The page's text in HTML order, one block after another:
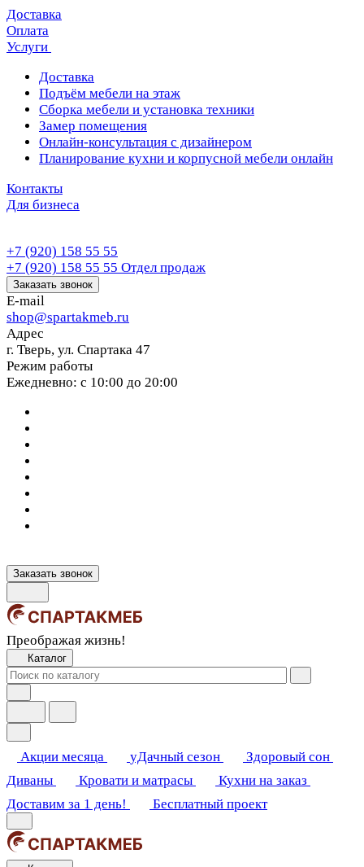
Доставка
Оплата
Услуги
Доставка
Подъём мебели на этаж
Сборка мебели и установка техники
Замер помещения
Онлайн-консультация с дизайнером
Планирование кухни и корпусной мебели онлайн
Контакты
Для бизнеса
+7 (920) 158 55 55
+7 (920) 158 55 55 Отдел продаж
Заказать звонок
E-mail
shop@spartakmeb.ru
Адрес
г. Тверь, ул. Спартака 47
Режим работы
Ежедневно: с 10:00 до 20:00
Заказать звонок
Преображая жизнь!
Каталог
Акции месяца уДачный сезон
Здоровый сон
Диваны
Кровати и матрасы
Кухни на заказ
Доставим за 1 день!
Бесплатный проект